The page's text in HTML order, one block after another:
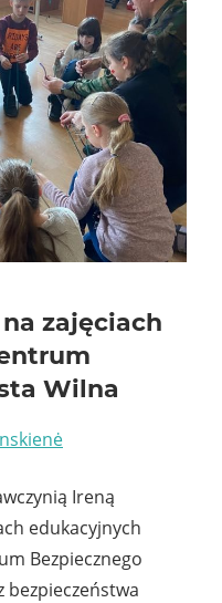
zajęciach
Wilna
Ireną
edukacyjnych
Bezpiecznego
bezpieczeństwa